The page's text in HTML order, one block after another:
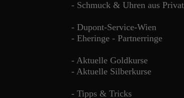
- Schmuck & Uhren aus
-Dupont-Service-Wien
-Eheringe - Partnerringe
-Aktuelle Goldkurse
-Aktuelle Silberkurse
-Tipps & Tricks